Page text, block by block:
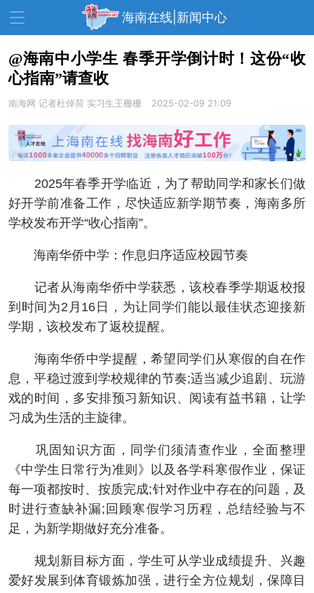
海南在线|新闻中心
资讯中心 热点
教育 健康 房产
生活 演出 活动
展会 走读海南 周末去哪儿
人才在线 天涯企服
@海南中小学生 春季开学倒计时！这份“收
心指南”请查收
南海网 记者杜倬荷 实习生王栅栅 2025-02-09 21:09
2025年春季开学临近，为了帮助同学和家长们做
好开学前准备工作，尽快适应新学期节奏，海南多所
学校发布开学“收心指南”。
海南华侨中学：作息归序适应校园节奏
记者从海南华侨中学获悉，该校春季学期返校报
到时间为2月16日，为让同学们能以最佳状态迎接新
学期，该校发布了返校提醒。
海南华侨中学提醒，希望同学们从寒假的自在作
息，平稳过渡到学校规律的节奏;适当减少追剧、玩游
戏的时间，多安排预习新知识、阅读有益书籍，让学
习成为生活的主旋律。
巩固知识方面，同学们须清查作业，全面整理
《中学生日常行为准则》以及各学科寒假作业，保证
每一项都按时、按质完成;针对作业中存在的问题，及
时进行查缺补漏;回顾寒假学习历程，总结经验与不
足，为新学期做好充分准备。
规划新目标方面，学生可从学业成绩提升、兴趣
爱好发展到体育锻炼加强，进行全方位规划，保障目